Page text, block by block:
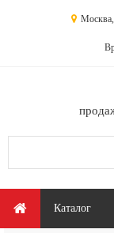
Москва,
Главное
Каталог